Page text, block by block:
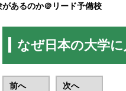
あるのか＠リード予備校
なぜ日本の大学
前へ 次へ